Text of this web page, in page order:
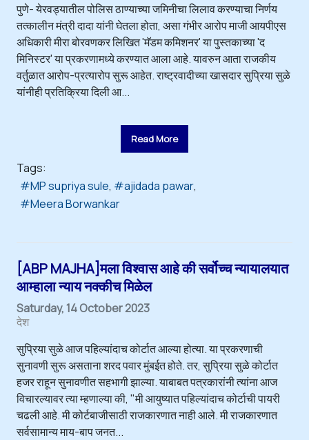
पुणे- येरवड्यातील पोलिस ठाण्याच्या जमिनीचा लिलाव करण्याचा निर्णय
तत्कालीन मंत्री दादा यांनी घेतला होता, असा गंभीर आरोप माजी आयपीएस
अधिकारी मीरा बोरवणकर लिखित 'मॅडम कमिशनर' या पुस्तकाच्या 'द
मिनिस्टर' या प्रकरणामध्ये करण्यात आला आहे. यावरुन आता राजकीय
वर्तुळात आरोप-प्रत्यारोप सुरू आहेत. राष्ट्रवादीच्या खासदार सुप्रिया सुळे
यांनीही प्रतिक्रिया दिली आ...
Read More
Tags:
MP supriya sule
ajidada pawar
Meera Borwankar
[ABP MAJHA]मला विश्वास आहे की सर्वोच्च न्यायालयात
आम्हाला न्याय नक्कीच मिळेल
Saturday, 14 October 2023
देश
सुप्रिया सुळे आज पहिल्यांदाच कोर्टात आल्या होत्या. या प्रकरणाची
सुनावणी सुरू असताना शरद पवार मुंबईत होते. तर, सुप्रिया सुळे कोर्टात
हजर राहून सुनावणीत सहभागी झाल्या. याबाबत पत्रकारांनी त्यांना आज
विचारल्यावर त्या म्हणाल्या की, "मी आयुष्यात पहिल्यांदाच कोर्टाची पायरी
चढली आहे. मी कोर्टबाजीसाठी राजकारणात नाही आले. मी राजकारणात
सर्वसामान्य माय-बाप जनत...